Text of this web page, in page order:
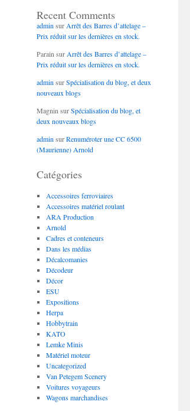
Recent Comments
adminsurArrêt des Barres d’attelage –
Prix réduit sur les dernières en stock.
ParainsurArrêt des Barres d’attelage –
Prix réduit sur les dernières en stock.
adminsurSpécialisation du blog, et deux
nouveaux blogs
MagninsurSpécialisation du blog, et
deux nouveaux blogs
adminsurRenuméroter une CC 6500
(Maurienne) Arnold
Catégories
Accessoires ferroviaires
Accessoires matériel roulant
ARA Production
Arnold
Cadres et conteneurs
Dans les médias
Décalcomanies
Décodeur
Décor
ESU
Expositions
Herpa
Hobbytrain
KATO
Lemke Minis
Matériel moteur
Uncategorized
Van Petegem Scenery
Voitures voyageurs
Wagons marchandises